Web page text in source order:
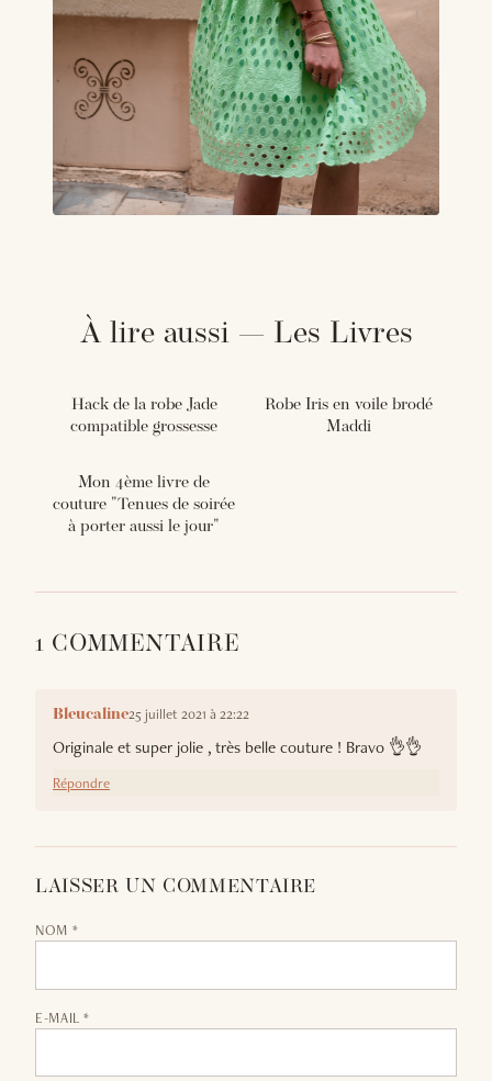
À lire aussi — Les Livres
Hack de la robe Jade
compatible grossesse
Robe Iris en voile brodé
Maddi
Mon 4ème livre de
couture "Tenues de soirée
à porter aussi le jour"
1 COMMENTAIRE
Bleucaline25 juillet 2021 à 22:22
Originale et super jolie , très belle couture ! Bravo 👌👌
Répondre
LAISSER UN COMMENTAIRE
NOM *
E-MAIL *